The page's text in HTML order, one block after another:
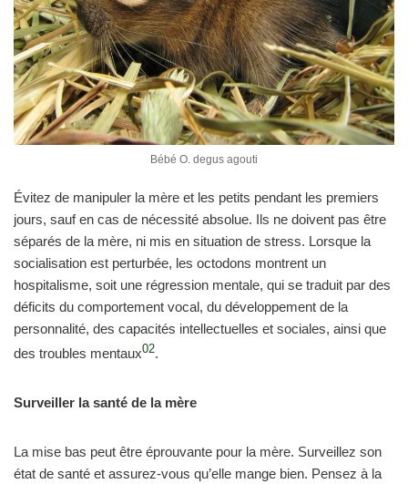
Bébé O. degus agouti
Évitez de manipuler la mère et les petits pendant les premiers
jours, sauf en cas de nécessité absolue. Ils ne doivent pas être
séparés de la mère, ni mis en situation de stress. Lorsque la
socialisation est perturbée, les octodons montrent un
hospitalisme, soit une régression mentale, qui se traduit par des
déficits du comportement vocal, du développement de la
personnalité, des capacités intellectuelles et sociales, ainsi que
des troubles mentaux02.
Surveiller la santé de la mère
La mise bas peut être éprouvante pour la mère. Surveillez son
état de santé et assurez-vous qu’elle mange bien. Pensez à la